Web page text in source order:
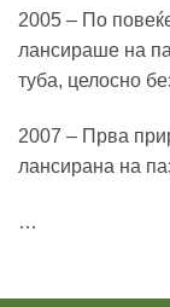
2005 – По
лансираше на
туба, целосно
2007 – Прва
лансирана на
…